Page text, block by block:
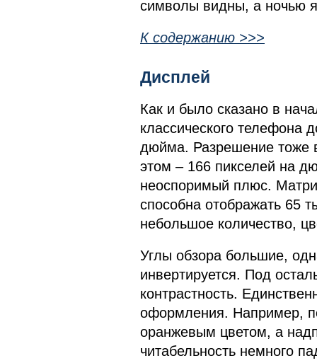
символы видны, а ночью
К содержанию >>>
Дисплей
Как и было сказано в
классического телефона
дюйма. Разрешение тоже
этом – 166 пикселей на
неоспоримый плюс.
способна отображать 65
небольшое количество,
Углы обзора большие,
инвертируется. Под
контрастность.
оформления. Например,
оранжевым цветом, а
читабельность немного